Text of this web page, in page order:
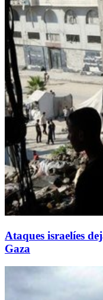
Ataques israelíes
Gaza